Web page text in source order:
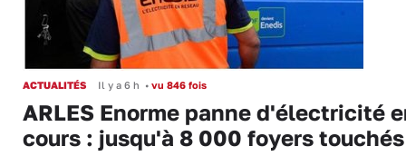
ACTUALITÉS Il y a 6 h • vu 846 fois
ARLES Enorme panne d'électricité
cours : jusqu'à 8 000 foyers touchés